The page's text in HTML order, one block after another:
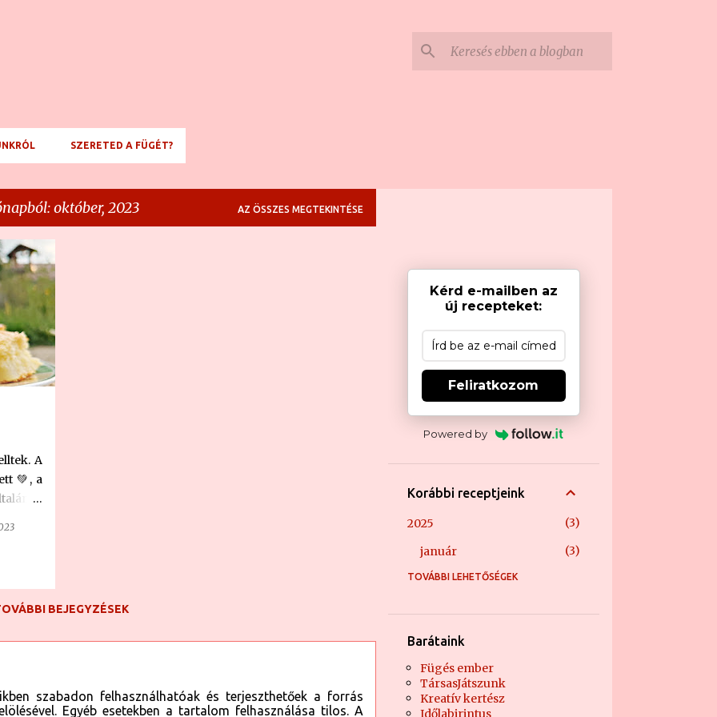
SZERETED A FÜGÉT?
október, 2023 AZ ÖSSZES MEGTEKINTÉSE
A
💚, a
hogy
ott
Zsolt
BEJEGYZÉSEK
szabadon felhasználhatóak és terjeszthetőek a forrás
Egyéb esetekben a tartalom felhasználása tilos. A
Kérd e-mailben az
új recepteket:
Feliratkozom
Powered by
Korábbi receptjeink
2025
3
január
3
2024
2023
december
október
TOVÁBBI LEHETŐSÉGEK
Barátaink
Fügés ember
TársasJátszunk
Kreatív kertész
Időlabirintus